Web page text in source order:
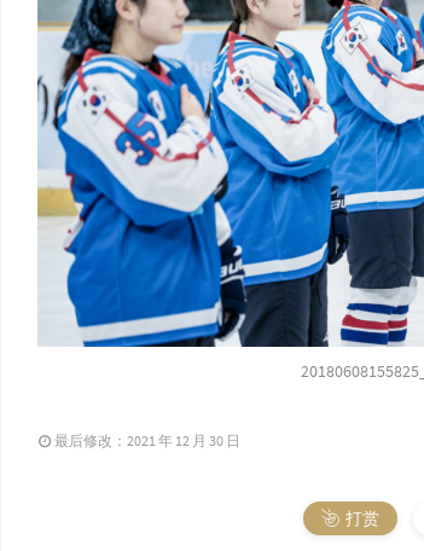
最后修改：2021 年 12 月 30 日
打赏